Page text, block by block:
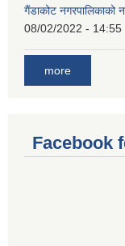
गैंडाकोट नगरपालिकाको
08/02/2022 - 14:55
more
Facebook